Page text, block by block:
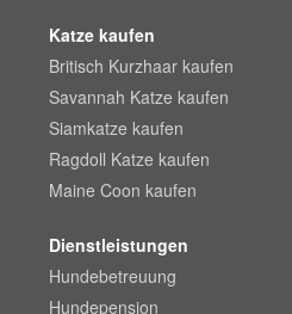
Katze kaufen
Britisch Kurzhaar kaufen
Savannah Katze kaufen
Siamkatze kaufen
Ragdoll Katze kaufen
Maine Coon kaufen
Dienstleistungen
Hundebetreuung
Hundepension